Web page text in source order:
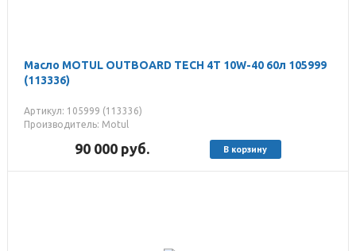
Масло MOTUL OUTBOARD TECH 4T 10W-40 60л 105999
(113336)
Артикул: 105999 (113336)
Производитель: Motul
90 000 руб. В корзину